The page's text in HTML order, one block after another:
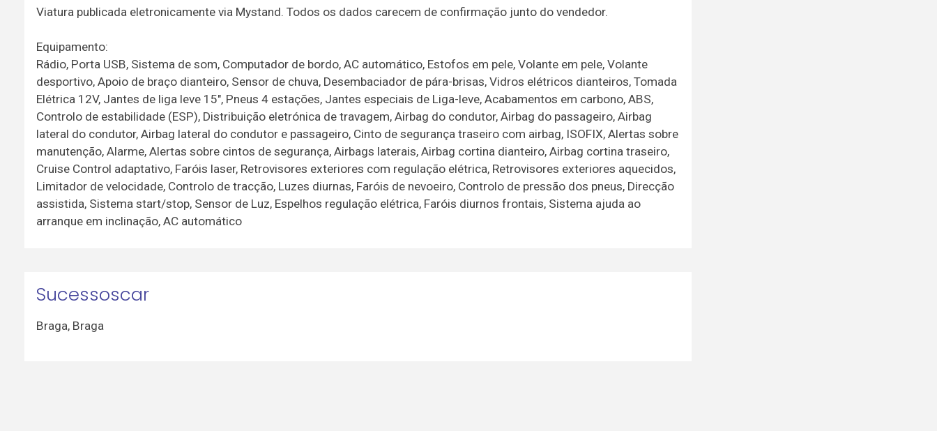
Viatura publicada eletronicamente via Mystand. Todos os dados carecem de confirmação junto do vendedor.
Equipamento:
Rádio, Porta USB, Sistema de som, Computador de bordo, AC automático, Estofos em pele, Volante em pele, Volante
desportivo, Apoio de braço dianteiro, Sensor de chuva, Desembaciador de pára-brisas, Vidros elétricos dianteiros, Tomada
Elétrica 12V, Jantes de liga leve 15", Pneus 4 estações, Jantes especiais de Liga-leve, Acabamentos em carbono, ABS,
Controlo de estabilidade (ESP), Distribuição eletrónica de travagem, Airbag do condutor, Airbag do passageiro, Airbag
lateral do condutor, Airbag lateral do condutor e passageiro, Cinto de segurança traseiro com airbag, ISOFIX, Alertas sobre
manutenção, Alarme, Alertas sobre cintos de segurança, Airbags laterais, Airbag cortina dianteiro, Airbag cortina traseiro,
Cruise Control adaptativo, Faróis laser, Retrovisores exteriores com regulação elétrica, Retrovisores exteriores aquecidos,
Limitador de velocidade, Controlo de tracção, Luzes diurnas, Faróis de nevoeiro, Controlo de pressão dos pneus, Direcção
assistida, Sistema start/stop, Sensor de Luz, Espelhos regulação elétrica, Faróis diurnos frontais, Sistema ajuda ao
arranque em inclinação, AC automático
Sucessoscar
Braga, Braga